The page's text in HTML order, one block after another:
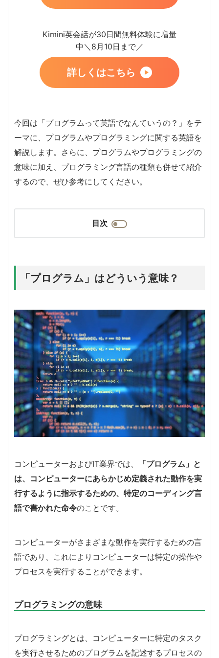
Kimini英会話が30日間無料体験に増量
中＼8月10日まで／
詳しくはこちら
今回は「プログラムって英語でなんていうの？」をテ
ーマに、プログラムやプログラミングに関する英語を
解説します。さらに、プログラムやプログラミングの
意味に加え、プログラミング言語の種類も併せて紹介
するので、ぜひ参考にしてください。
目次
「プログラム」はどういう意味？
コンピューターおよびIT業界では、
「プログラム」と
は、コンピューターにあらかじめ定義された動作を実
行するように指示するための、特定のコーディング言
語で書かれた命令のことです。
コンピューターがさまざまな動作を実行するための言
語であり、これによりコンピューターは特定の操作や
プロセスを実行することができます。
プログラミングの意味
プログラミングとは、コンピューターに特定のタスク
を実行させるためのプログラムを記述するプロセスの